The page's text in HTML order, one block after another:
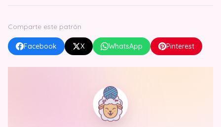
Comparte este patrón
Facebook X WhatsApp Pinterest